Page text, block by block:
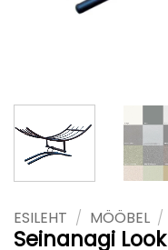
ESILEHT / MÖÖBEL /
Seinanagi Look